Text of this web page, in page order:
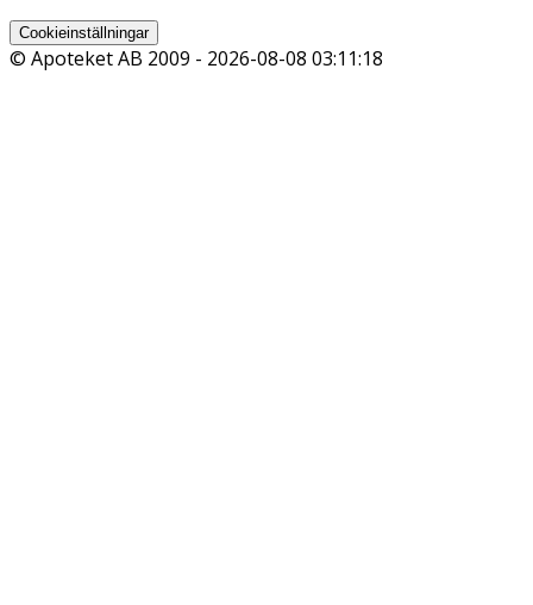
Cookieinställningar
© Apoteket AB 2009 - 2026-08-08 03:11:18